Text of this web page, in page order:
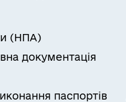
(НПА)
документація
паспортів